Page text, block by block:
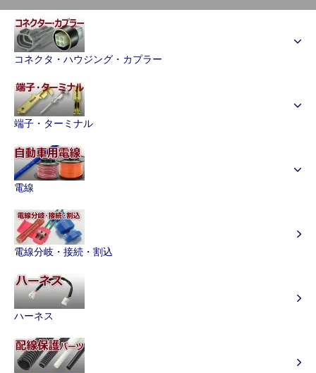
コネクタ・ハウジング・カプラー
端子・ターミナル
電線
電線分岐・接続・割込
ハーネス